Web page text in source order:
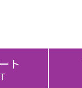
ト